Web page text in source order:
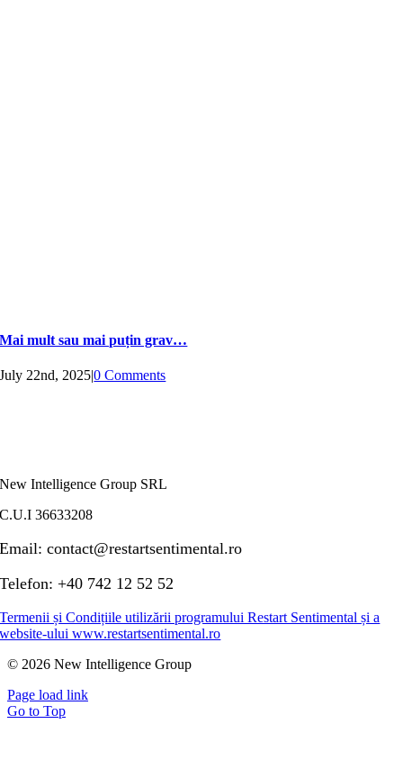
Mai mult sau mai puțin grav…
July 22nd, 2025|0 Comments
New Intelligence Group SRL
C.U.I 36633208
Email:contact@restartsentimental.ro
Telefon: +40 742 12 52 52
Termenii și Condițiile utilizării programului Restart Sentimental și a
website-ului www.restartsentimental.ro
© 2026 New Intelligence Group
Page load link
Go to Top